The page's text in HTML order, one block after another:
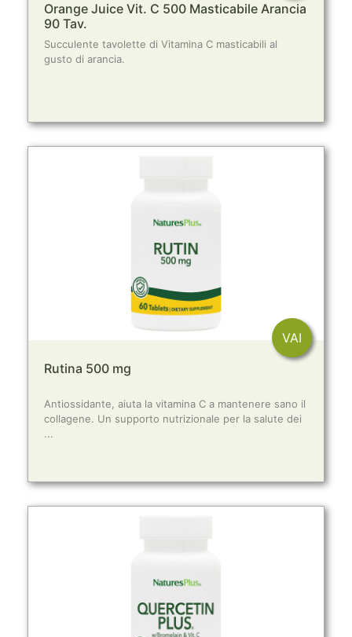
Orange Juice Vit. C 500 Masticabile Arancia
90 Tav.
Succulente tavolette di Vitamina C masticabili al
gusto di arancia.
VAI
Rutina 500 mg
Antiossidante, aiuta la vitamina C a mantenere sano il
collagene. Un supporto nutrizionale per la salute dei
...